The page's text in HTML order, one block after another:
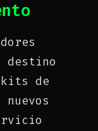
destino
de